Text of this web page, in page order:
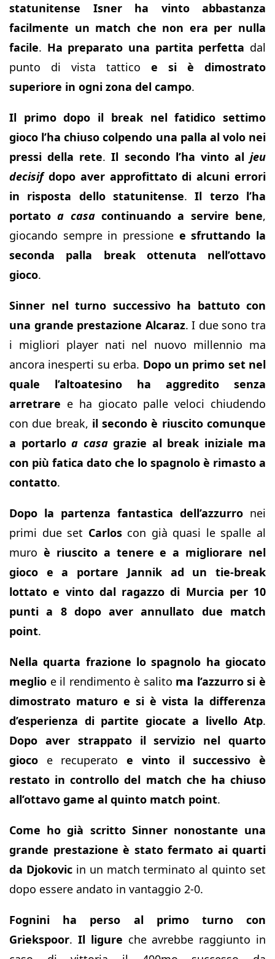
statunitense Isner ha vinto abbastanza
facilmente un match che non era per nulla
facile. Ha preparato una partita perfetta dal
punto di vista tattico e si è dimostrato
superiore in ogni zona del campo.
Il primo dopo il break nel fatidico settimo
gioco l’ha chiuso colpendo una palla al volo nei
pressi della rete.Il secondo l’ha vinto al jeu
decisifdopo aver approfittato di alcuni errori
in risposta dello statunitense.Il terzo l’ha
portatoa casacontinuando a servire bene,
giocando sempre in pressione e sfruttando la
seconda palla break ottenuta nell’ottavo
gioco.
Sinner nel turno successivo ha battuto con
una grande prestazione Alcaraz. I due sono tra
i migliori player nati nel nuovo millennio ma
ancora inesperti su erba. Dopo un primo set nel
quale l’altoatesino ha aggredito senza
arretrare e ha giocato palle veloci chiudendo
con due break, il secondo è riuscito comunque
a portarlo a casagrazie al break iniziale ma
con più fatica dato che lo spagnolo è rimasto a
contatto.
Dopo la partenza fantastica dell’azzurro nei
primi due set Carlos con già quasi le spalle al
muro è riuscito a tenere e a migliorare nel
gioco e a portare Jannik ad un tie-break
lottato e vinto dal ragazzo di Murcia per 10
punti a 8 dopo aver annullato due match
point.
Nella quarta frazione lo spagnolo ha giocato
meglio e il rendimento è salito ma l’azzurro si è
dimostrato maturo e si è vista la differenza
d’esperienza di partite giocate a livello Atp.
Dopo aver strappato il servizio nel quarto
gioco e recuperatoe vinto il successivo è
restato in controllo del match che ha chiuso
all’ottavo game al quinto match point.
Come ho già scritto Sinner nonostante una
grande prestazione è stato fermato ai quarti
da Djokovicin un match terminato al quinto set
dopo essere andato in vantaggio 2-0.
Fognini ha perso al primo turno con
Griekspoor. Il ligure che avrebbe raggiunto in